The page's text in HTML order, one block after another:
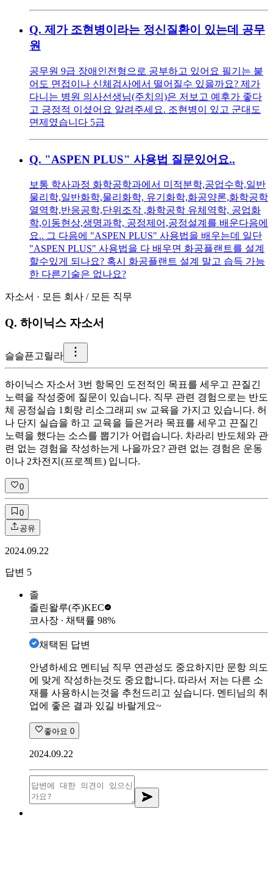
Q. 제가 조현병이라는 정신질환이 있는데 공무
원
공무원 9급 장애인전형으로 공부하고 있어요 필기는 붙
어도 면접이나 신체검사에서 떨어질수 있을까요? 제가
다니는 병원 의사선생님(주치의)은 저보고 예후가 좋다
고 긍정적 이셨어요 알려주세요. 조현병이 있고 군대도
면제였습니다 5급
Q. "ASPEN PLUS" 사용법 질문있어요..
보통 학사과정 화학공학과에서 미적분학,공업수학,일반
물리학,일반화학,물리화학, 유기화학,화공양론,화학공학
열역학,반응공학,단위조작 ,화학공학 유체역학, 공업화
학,이동현상,생명과학, 공정제어,공정설계를 배운다음에
요.. 그 다음에 "ASPEN PLUS" 사용법을 배우는데 일단
"ASPEN PLUS" 사용법을 다 배우면 화공플랜트를 설계
할수있게 되나요? 혹시 화공플랜트 설계 말고 습득 가능
한 다른기술은 없나요?
자소서 · 모든 회사 / 모든 직무
Q. 하이닉스 자소서
슬슬픈고릴라
하이닉스 자소서 3번 항목인 도전적인 목표를 세우고 끈질긴
노력을 작성중에 질문이 있습니다. 직무 관련 경험으로는 반도
체 공정실습 1회랑 리소그래피 sw 교육을 가지고 있습니다. 허
나 단지 실습을 하고 교육을 들은거라 목표를 세우고 끈질긴
노력을 했다는 소스를 뽑기가 어렵습니다. 차라리 반도체와 관
련 없는 경험을 작성하는게 나을까요? 관련 없는 경험은 운동
이나 2차전지(프로젝트) 입니다.
0
0
공유
2024.09.22
답변 5
졸
졸린왈루(주)KEC
코사장 ∙ 채택률 98%
채택된 답변
안녕하세요 멘티님 직무 연관성도 중요하지만 문항 의도
에 맞게 작성하는것도 중요합니다. 따라서 저는 다른 소
재를 사용하시는것을 추천드리고 싶습니다. 멘티님의 취
업에 좋은 결과 있길 바랄게요~
좋아요 0
2024.09.22